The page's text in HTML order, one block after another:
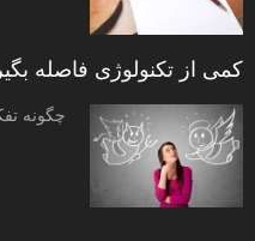
کمی از تکنولوژی فاصله
چگونه